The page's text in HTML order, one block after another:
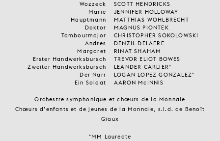
Wozzeck
SCOTT HENDRICKS
Marie
JENNIFER HOLLOWAY
Hauptmann
MATTHIAS WOHLBRECHT
Doktor
MAGNUS PIONTEK
Tambourmajor
CHRISTOPHER SOKOLOWSKI
Andres
DENZIL DELAERE
Margaret
RINAT SHAHAM
Erster Handwerksbursch
TREVOR ELIOT BOWES
Zweiter Handwerksbursch
LEANDER CARLIER°
Der Narr
LOGAN LOPEZ GONZALEZ°
Ein Soldat
AARON McINNIS
Orchestre symphonique et chœurs de la Monnaie
Chœurs d’enfants et de jeunes de la Monnaie, s.l.d. de Benoît
Giaux
°MM Laureate